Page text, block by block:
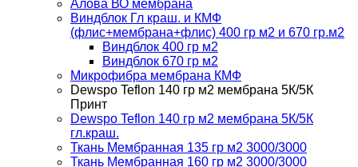
Алова ВО мембрана
Виндблок Гл краш. и КМФ
(флис+мембрана+флис) 400 гр м2 и 670 гр.м2
Виндблок 400 гр м2
Виндблок 670 гр м2
Микрофибра мембрана КМФ
Dewspo Teflon 140 гр м2 мембрана 5К/5К
Принт
Dewspo Teflon 140 гр м2 мембрана 5К/5К
гл.краш.
Ткань Мембранная 135 гр м2 3000/3000
Ткань Мембранная 160 гр м2 3000/3000